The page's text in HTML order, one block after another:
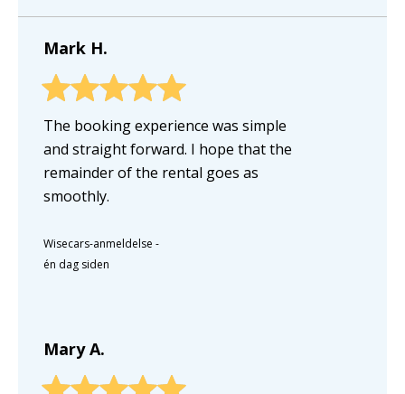
Mark H.
The booking experience was simple
and straight forward. I hope that the
remainder of the rental goes as
smoothly.
Wisecars-anmeldelse -
én dag siden
Mary A.